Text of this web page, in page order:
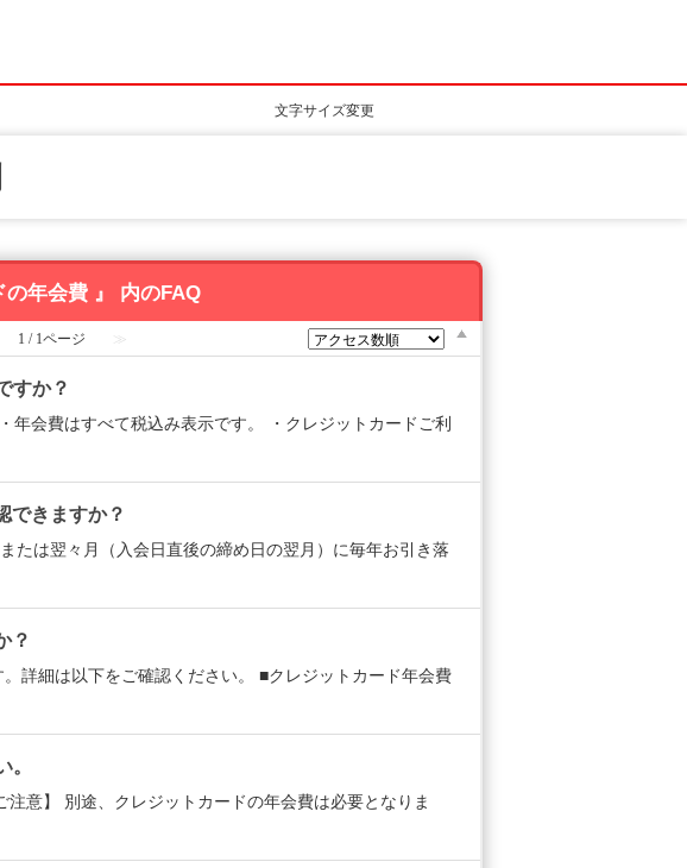
文字サイズ変更
の年会費 』 内のFAQ
1 / 1ページ ≫
すか？
年会費はすべて税込み表示です。 ・クレジットカードご利
できますか？
たは翌々月（入会日直後の締め日の翌月）に毎年お引き落
？
詳細は以下をご確認ください。 ■クレジットカード年会費
。
意】 別途、クレジットカードの年会費は必要となりま